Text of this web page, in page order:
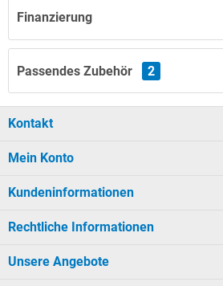
Finanzierung
Passendes Zubehör 2
Kontakt
Mein Konto
Kundeninformationen
Rechtliche Informationen
Unsere Angebote